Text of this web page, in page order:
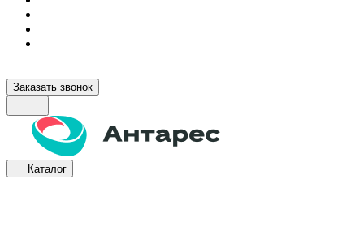
Заказать звонок
Каталог